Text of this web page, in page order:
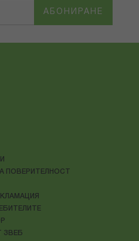
АБОНИРАНЕ
ПОВЕРИТЕЛНОСТ
ЗВЕБ